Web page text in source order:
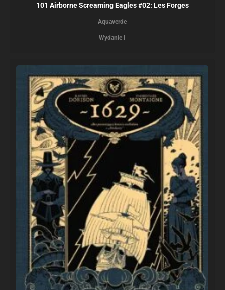
101 Airborne Screaming Eagles #02: Les Forges
Aquaverde
Wydanie I